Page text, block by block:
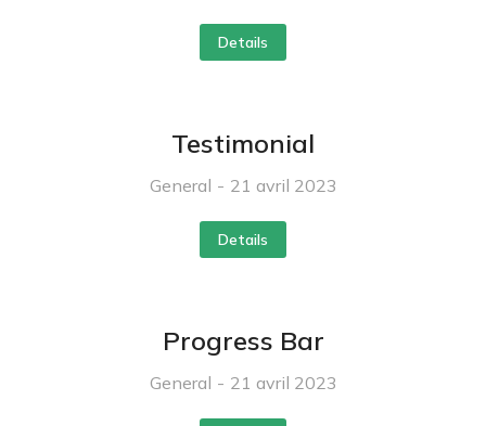
Details
Testimonial
General 21 avril 2023
Details
Progress Bar
General 21 avril 2023